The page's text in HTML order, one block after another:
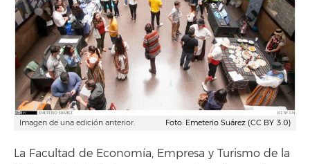
Imagen de una edición anterior. Foto: Emeterio Suárez (CC BY 3.0)
La Facultad de Economía, Empresa y Turismo de la